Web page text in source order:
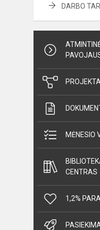
DARBO
MĖNESIO
CENTRAS
1,2%